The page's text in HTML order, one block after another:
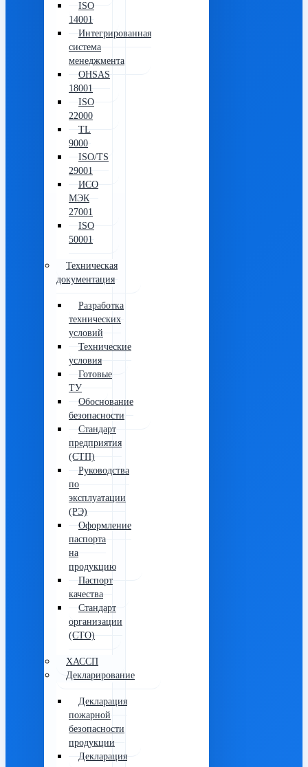
ISO
14001
Интегрированная
система
менеджмента
OHSAS
18001
ISO
22000
TL
9000
ISO/TS
29001
ИСО
МЭК
27001
ISO
50001
Техническая
документация
Разработка
технических
условий
Технические
условия
Готовые
ТУ
Обоснование
безопасности
Стандарт
предприятия
(СТП)
Руководства
по
эксплуатации
(РЭ)
Оформление
паспорта
на
продукцию
Паспорт
качества
Стандарт
организации
(СТО)
ХАССП
Декларирование
Декларация
пожарной
безопасности
продукции
Декларация